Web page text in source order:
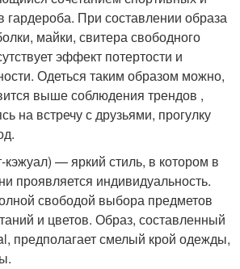
гардероба. При составлении образа
майки, свитера свободного
эффект потертости и
Одеться таким образом можно,
выше соблюдения трендов ,
на встречу с друзьями, прогулку
кэжуал) — яркий стиль, в котором в
проявляется индивидуальность.
свободой выбора предметов
и цветов. Образ, составленный
предполагает смелый крой одежды,